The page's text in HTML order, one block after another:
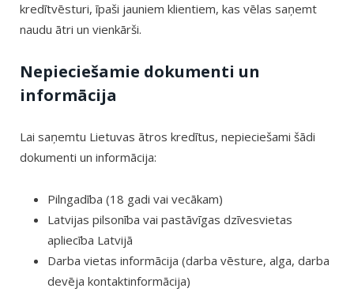
kredītvēsturi, īpaši jauniem klientiem, kas vēlas saņemt
naudu ātri un vienkārši.
Nepieciešamie dokumenti un
informācija
Lai saņemtu Lietuvas ātros kredītus, nepieciešami šādi
dokumenti un informācija:
Pilngadība (18 gadi vai vecākam)
Latvijas pilsonība vai pastāvīgas dzīvesvietas
apliecība Latvijā
Darba vietas informācija (darba vēsture, alga, darba
devēja kontaktinformācija)